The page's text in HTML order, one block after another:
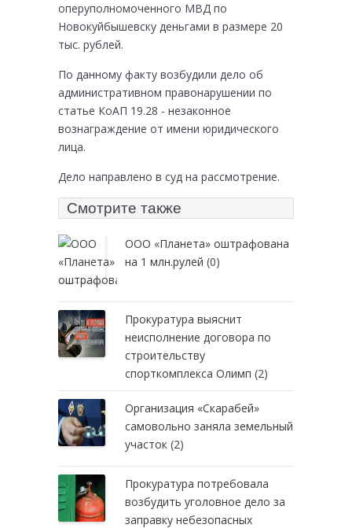
оперуполномоченного МВД по
Новокуйбышевску деньгами в размере 20
тыс. рублей.
По данному факту возбудили дело об
административном правонарушении по
статье КоАП 19.28 - незаконное
вознаграждение от имени юридического
лица.
Дело направлено в суд на рассмотрение.
Смотрите также
ООО «Планета» оштрафована
на 1 млн.рулей (0)
Прокуратура выяснит
неисполнение договора по
строительству
спорткомплекса Олимп (2)
Организация «Скарабей»
самовольно заняла земельный
участок (2)
Прокуратура потребовала
возбудить уголовное дело за
заправку небезопасных